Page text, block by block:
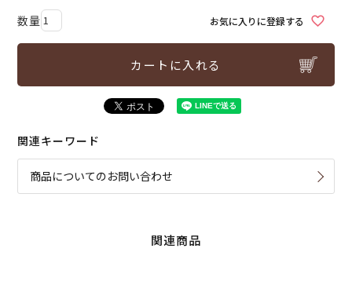
お気に入りに登録する
カートに入れる
関連キーワード
商品についてのお問い合わせ
関連商品